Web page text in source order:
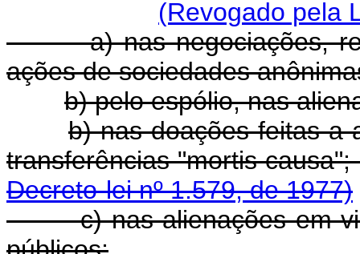
(Revogado pela
a) nas negociações,
ações de sociedades
b) pelo espólio, nas
b) nas doações feitas a
transferências
Decreto-lei nº 1.579, de 1977)
c) nas alienações em